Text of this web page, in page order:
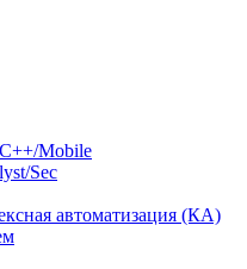
Mobile
Sec
автоматизация (КА)